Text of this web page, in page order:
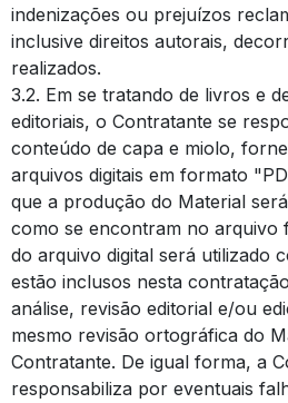
indenizações ou prejuízos
inclusive direitos autorais,
realizados.
3.2. Em se tratando de livros e
editoriais, o Contratante se
conteúdo de capa e miolo,
arquivos digitais em formato
que a produção do Material
como se encontram no arquivo
do arquivo digital será utilizado
estão inclusos nesta
análise, revisão editorial e/ou
mesmo revisão ortográfica do
Contratante. De igual forma, a
responsabiliza por eventuais